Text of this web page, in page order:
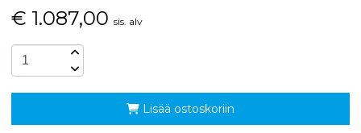
€ 1.087,00 sis. alv
Lisää ostoskoriin